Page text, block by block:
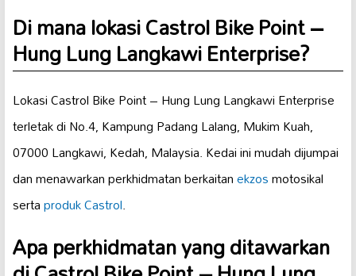
Di mana lokasi Castrol Bike Point –
Hung Lung Langkawi Enterprise?
Lokasi Castrol Bike Point – Hung Lung Langkawi Enterprise
terletak di No.4, Kampung Padang Lalang, Mukim Kuah,
07000 Langkawi, Kedah, Malaysia. Kedai ini mudah dijumpai
dan menawarkan perkhidmatan berkaitanekzosmotosikal
sertaproduk Castrol.
Apa perkhidmatan yang ditawarkan